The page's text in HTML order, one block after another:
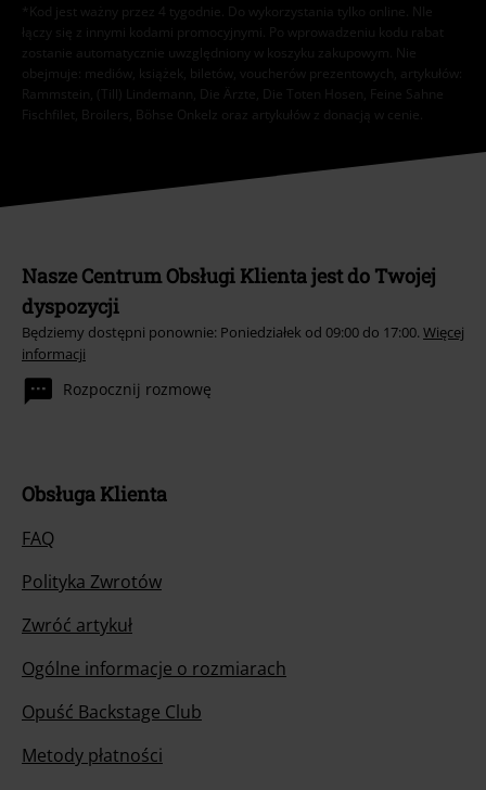
*Kod jest ważny przez 4 tygodnie. Do wykorzystania tylko online. NIe
łączy się z innymi kodami promocyjnymi. Po wprowadzeniu kodu rabat
zostanie automatycznie uwzględniony w koszyku zakupowym. Nie
obejmuje: mediów, książek, biletów, voucherów prezentowych, artykułów:
Rammstein, (Till) Lindemann, Die Ärzte, Die Toten Hosen, Feine Sahne
Fischfilet, Broilers, Böhse Onkelz oraz artykułów z donacją w cenie.
Nasze Centrum Obsługi Klienta jest do Twojej
dyspozycji
Będziemy dostępni ponownie: Poniedziałek od 09:00 do 17:00. Więcej
informacji
Rozpocznij rozmowę
Obsługa Klienta
FAQ
Polityka Zwrotów
Zwróć artykuł
Ogólne informacje o rozmiarach
Opuść Backstage Club
Metody płatności